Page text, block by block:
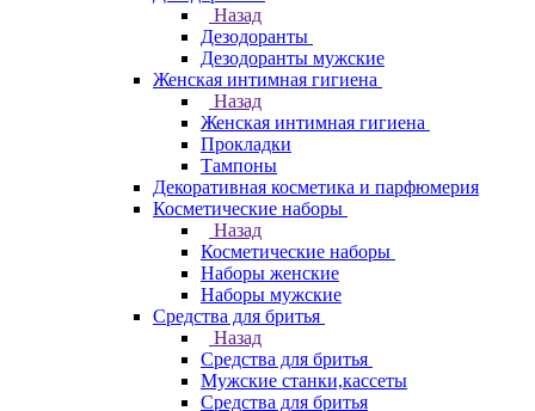
Назад
Дезодоранты
Дезодоранты мужские
Женская интимная гигиена
Назад
Женская интимная гигиена
Прокладки
Тампоны
Декоративная косметика и парфюмерия
Косметические наборы
Назад
Косметические наборы
Наборы женские
Наборы мужские
Средства для бритья
Назад
Средства для бритья
Мужские станки,кассеты
Средства для бритья